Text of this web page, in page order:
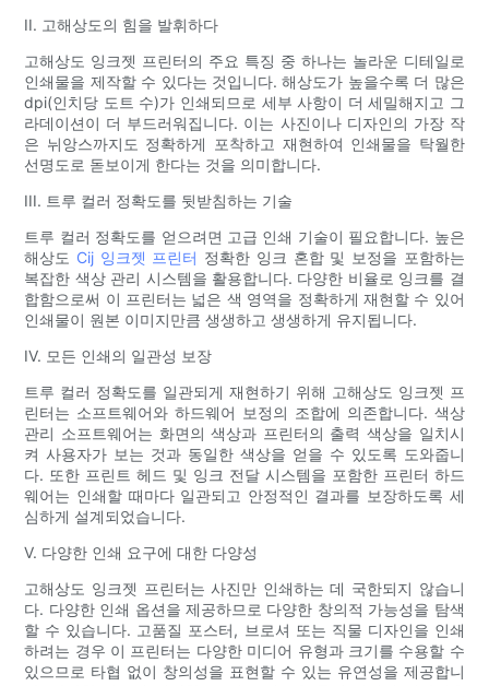
II. 고해상도의 힘을 발휘하다
고해상도 잉크젯 프린터의 주요 특징 중 하나는 놀라운 디테일로
인쇄물을 제작할 수 있다는 것입니다. 해상도가 높을수록 더 많은
dpi(인치당 도트 수)가 인쇄되므로 세부 사항이 더 세밀해지고 그
라데이션이 더 부드러워집니다. 이는 사진이나 디자인의 가장 작
은 뉘앙스까지도 정확하게 포착하고 재현하여 인쇄물을 탁월한
선명도로 돋보이게 한다는 것을 의미합니다.
III. 트루 컬러 정확도를 뒷받침하는 기술
트루 컬러 정확도를 얻으려면 고급 인쇄 기술이 필요합니다. 높은
해상도 Cij 잉크젯 프린터 정확한 잉크 혼합 및 보정을 포함하는
복잡한 색상 관리 시스템을 활용합니다. 다양한 비율로 잉크를 결
합함으로써 이 프린터는 넓은 색 영역을 정확하게 재현할 수 있어
인쇄물이 원본 이미지만큼 생생하고 생생하게 유지됩니다.
IV. 모든 인쇄의 일관성 보장
트루 컬러 정확도를 일관되게 재현하기 위해 고해상도 잉크젯 프
린터는 소프트웨어와 하드웨어 보정의 조합에 의존합니다. 색상
관리 소프트웨어는 화면의 색상과 프린터의 출력 색상을 일치시
켜 사용자가 보는 것과 동일한 색상을 얻을 수 있도록 도와줍니
다. 또한 프린트 헤드 및 잉크 전달 시스템을 포함한 프린터 하드
웨어는 인쇄할 때마다 일관되고 안정적인 결과를 보장하도록 세
심하게 설계되었습니다.
V. 다양한 인쇄 요구에 대한 다양성
고해상도 잉크젯 프린터는 사진만 인쇄하는 데 국한되지 않습니
다. 다양한 인쇄 옵션을 제공하므로 다양한 창의적 가능성을 탐색
할 수 있습니다. 고품질 포스터, 브로셔 또는 직물 디자인을 인쇄
하려는 경우 이 프린터는 다양한 미디어 유형과 크기를 수용할 수
있으므로 타협 없이 창의성을 표현할 수 있는 유연성을 제공합니